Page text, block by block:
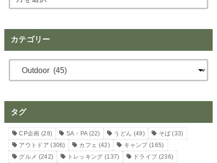
カテゴリー
タグ
CP企画 (28) SA・PA(22) うどん (49) そば (33)
アウトドア (306) カフェ (42) キャンプ(165)
グルメ (242) トレッキング (137) ドライブ (236)